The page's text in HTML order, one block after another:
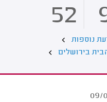
52
נוספות
בירושלים
09/